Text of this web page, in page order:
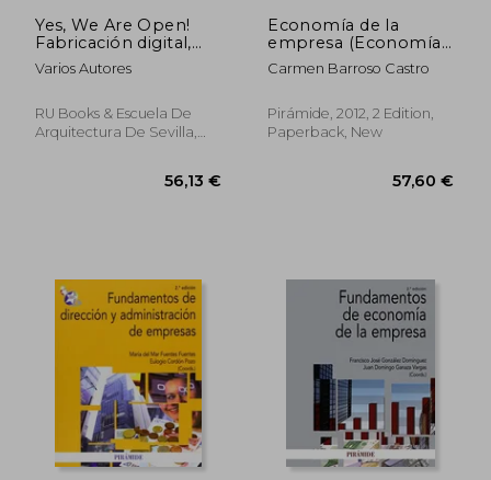
Yes, We Are Open!
Fabricación digital,
tecnologías y cultura
libres
Varios Autores
RU Books & Escuela De
Arquitectura De Sevilla,
Economía de la
empresa (Economía
Y Empresa)
Carmen Barroso Castro
Pirámide, 2012, 2 Edition,
Paperback, New